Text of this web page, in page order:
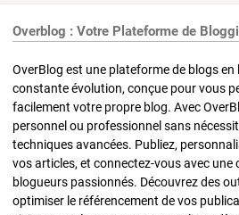
Overblog : Votre Plateforme de
OverBlog est une plateforme de blogs en
constante évolution, conçue pour vous
facilement votre propre blog. Avec
personnel ou professionnel sans
techniques avancées. Publiez,
vos articles, et connectez-vous avec
blogueurs passionnés. Découvrez des
optimiser le référencement de vos